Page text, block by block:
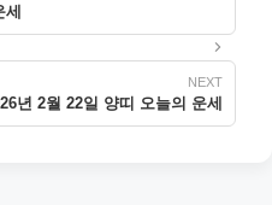
년 2월 22일 양띠 오늘의 운세